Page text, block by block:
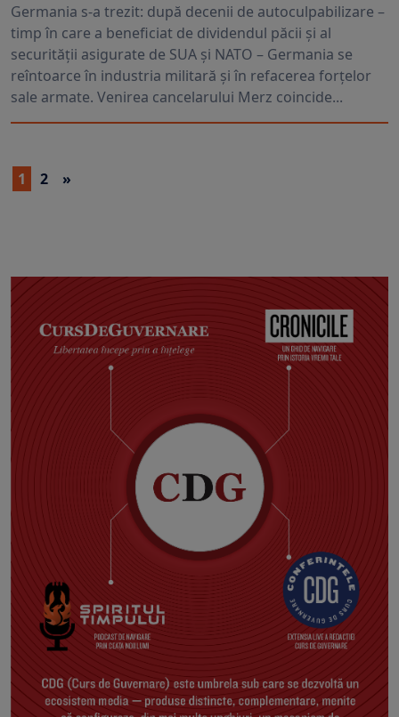
Germania s-a trezit: după decenii de autoculpabilizare –
timp în care a beneficiat de dividendul păcii și al
securității asigurate de SUA și NATO – Germania se
reîntoarce în industria militară și în refacerea forțelor
sale armate. Venirea cancelarului Merz coincide...
1 2 »